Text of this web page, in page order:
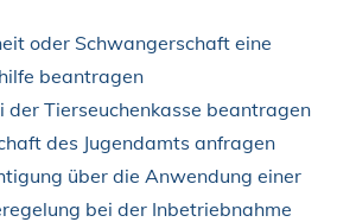
oder Schwangerschaft eine
beantragen
der Tierseuchenkasse beantragen
des Jugendamts anfragen
über die Anwendung einer
bei der Inbetriebnahme